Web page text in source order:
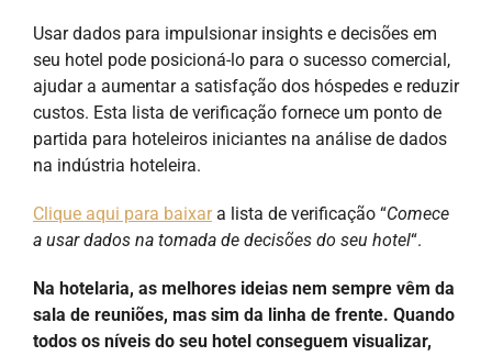
Usar dados para impulsionar insights e decisões em
seu hotel pode posicioná-lo para o sucesso comercial,
ajudar a aumentar a satisfação dos hóspedes e reduzir
custos. Esta lista de verificação fornece um ponto de
partida para hoteleiros iniciantes na análise de dados
na indústria hoteleira.
Clique aqui para baixara lista de verificação “Comece
a usar dados na tomada de decisões do seu hotel“.
Na hotelaria, as melhores ideias nem sempre vêm da
sala de reuniões, mas sim da linha de frente. Quando
todos os níveis do seu hotel conseguem visualizar,